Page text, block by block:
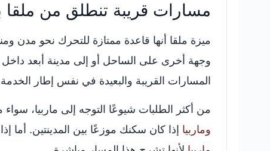
مسارات قريبة تنطلق من
ميزة ملقا أنها قاعدة ممتازة للتحرك نحو مدن
وجهة أخرى على الساحل أو إلى مدينة أبعد
المسارات القريبة والبعيدة في نفس إطار
من أكثر الطلبات شيوعًا التوجه إلى ماربيا،
وماربيا إذا كان سكنك موزعًا بين المدينتين.